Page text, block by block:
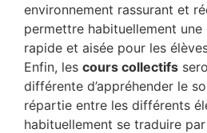
environnement rassurant et
permettre habituellement
rapide et aisée pour les
Enfin, les cours collectifs
différente d’appréhender le
répartie entre les différents
habituellement se traduire